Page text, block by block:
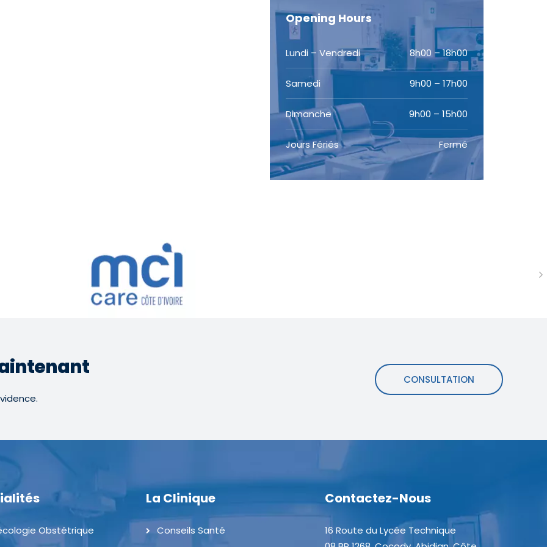
Opening Hours
Lundi – Vendredi 8h00 – 18h00
Samedi 9h00 – 17h00
Dimanche 9h00 – 15h00
Jours Fériés Fermé
CONSULTATION
Obstétrique
La Clinique
Conseils Santé
Contactez-Nous
16 Route du Lycée Technique